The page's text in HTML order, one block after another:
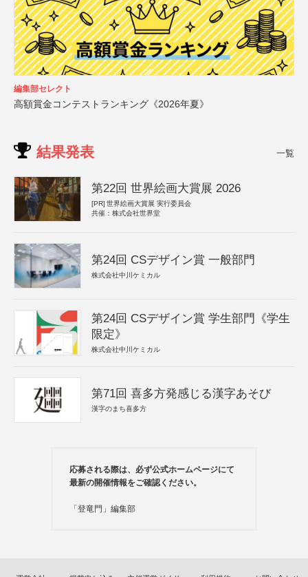
編集部セレクト
高額賞金コンテストランキング《2026年夏》
結果発表 一覧
第22回 世界絵画大賞展 2026
[PR] 世界絵画大賞展 実行委員会
共催：株式会社世界堂
第24回 CSデザイン賞 一般部門
株式会社中川ケミカル
第24回 CSデザイン賞 学生部門《学生
限定》
株式会社中川ケミカル
第71回 喜多方発感じる漢字あそび
漢字のまち喜多方
応募される際は、必ず公式ホームページにて
最新の開催情報をご確認ください。
「登竜門」編集部